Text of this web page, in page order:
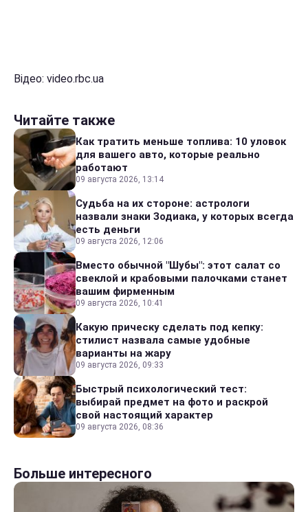
Відео: video.rbc.ua
Читайте также
Как тратить меньше топлива: 10 уловок
для вашего авто, которые реально
работают
09 августа 2026, 13:14
Судьба на их стороне: астрологи
назвали знаки Зодиака, у которых всегда
есть деньги
09 августа 2026, 12:06
Вместо обычной "Шубы": этот салат со
свеклой и крабовыми палочками станет
вашим фирменным
09 августа 2026, 10:41
Какую прическу сделать под кепку:
стилист назвала самые удобные
варианты на жару
09 августа 2026, 09:33
Быстрый психологический тест:
выбирай предмет на фото и раскрой
свой настоящий характер
09 августа 2026, 08:36
Больше интересного